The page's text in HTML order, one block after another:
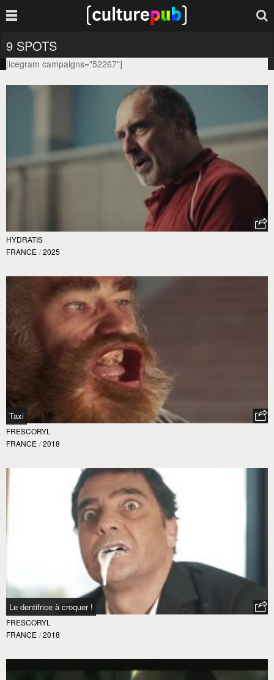
9 SPOTS
[icegram campaigns="52267"]
HYDRATIS
FRANCE / 2025
Taxi
FRESCORYL
FRANCE / 2018
Le dentifrice à croquer !
FRESCORYL
FRANCE / 2018